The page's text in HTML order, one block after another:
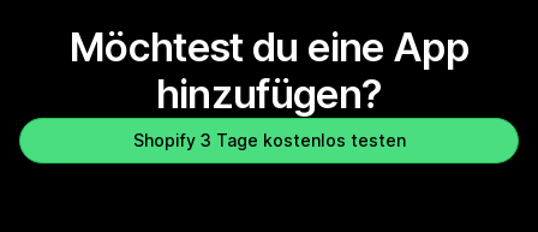
Möchtest du eine App
hinzufügen?
Shopify 3 Tage kostenlos testen